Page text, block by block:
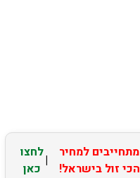
מתחייבים למחיר
הכי זול בישראל!
|לחצו
כאן